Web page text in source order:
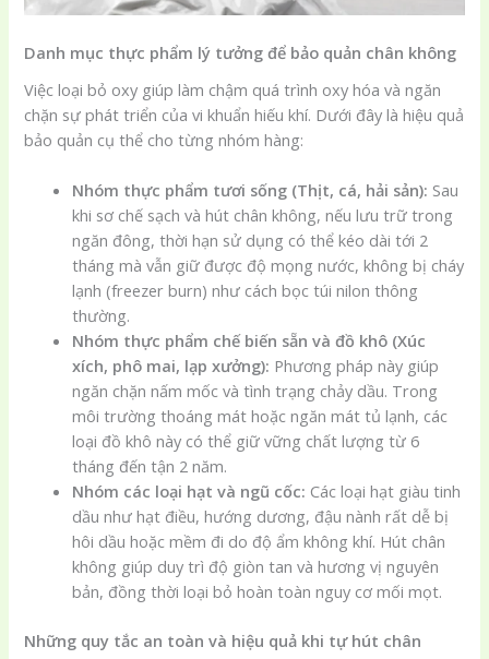
Danh mục thực phẩm lý tưởng để bảo quản chân không
Việc loại bỏ oxy giúp làm chậm quá trình oxy hóa và ngăn
chặn sự phát triển của vi khuẩn hiếu khí. Dưới đây là hiệu quả
bảo quản cụ thể cho từng nhóm hàng:
Nhóm thực phẩm tươi sống (Thịt, cá, hải sản): Sau
khi sơ chế sạch và hút chân không, nếu lưu trữ trong
ngăn đông, thời hạn sử dụng có thể kéo dài tới 2
tháng mà vẫn giữ được độ mọng nước, không bị cháy
lạnh (freezer burn) như cách bọc túi nilon thông
thường.
Nhóm thực phẩm chế biến sẵn và đồ khô (Xúc
xích, phô mai, lạp xưởng): Phương pháp này giúp
ngăn chặn nấm mốc và tình trạng chảy dầu. Trong
môi trường thoáng mát hoặc ngăn mát tủ lạnh, các
loại đồ khô này có thể giữ vững chất lượng từ 6
tháng đến tận 2 năm.
Nhóm các loại hạt và ngũ cốc: Các loại hạt giàu tinh
dầu như hạt điều, hướng dương, đậu nành rất dễ bị
hôi dầu hoặc mềm đi do độ ẩm không khí. Hút chân
không giúp duy trì độ giòn tan và hương vị nguyên
bản, đồng thời loại bỏ hoàn toàn nguy cơ mối mọt.
Những quy tắc an toàn và hiệu quả khi tự hút chân